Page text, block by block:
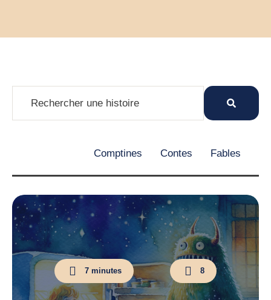
Comptines Contes Fables
histoire de noel histoire de princesse
histoire fantastique histoire rigolote
histoire de sorciere 2 ans 3 ans 4 ans
7 minutes 8